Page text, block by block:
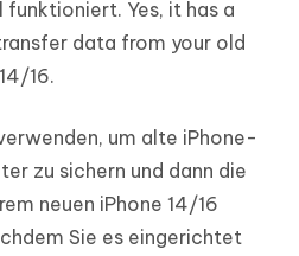
funktioniert. Yes, it has a
data from your old
16.
um alte iPhone-
zu sichern und dann die
neuen iPhone 14/16
Sie es eingerichtet